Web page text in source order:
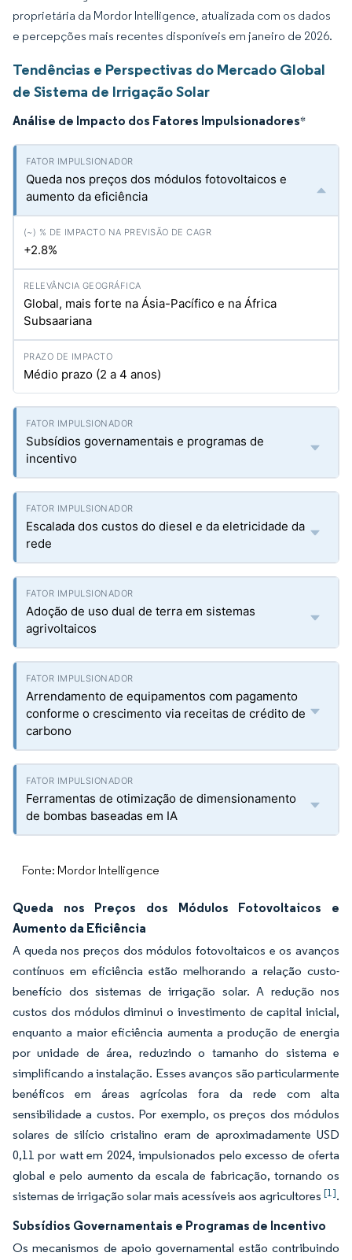
proprietária da Mordor Intelligence, atualizada com os dados
e percepções mais recentes disponíveis em janeiro de 2026.
Tendências e Perspectivas do Mercado Global
de Sistema de Irrigação Solar
Análise de Impacto dos Fatores Impulsionadores*
Queda nos preços dos módulos fotovoltaicos e
aumento da eficiência
+2.8%
Global, mais forte na Ásia-Pacífico e na África
Subsaariana
Médio prazo (2 a 4 anos)
Subsídios governamentais e programas de
incentivo
Escalada dos custos do diesel e da eletricidade da
rede
Adoção de uso dual de terra em sistemas
agrivoltaicos
Arrendamento de equipamentos com pagamento
conforme o crescimento via receitas de crédito de
carbono
Ferramentas de otimização de dimensionamento
de bombas baseadas em IA
Fonte: Mordor Intelligence
Queda nos Preços dos Módulos Fotovoltaicos e
Aumento da Eficiência
A queda nos preços dos módulos fotovoltaicos e os avanços
contínuos em eficiência estão melhorando a relação custo-
benefício dos sistemas de irrigação solar. A redução nos
custos dos módulos diminui o investimento de capital inicial,
enquanto a maior eficiência aumenta a produção de energia
por unidade de área, reduzindo o tamanho do sistema e
simplificando a instalação. Esses avanços são particularmente
benéficos em áreas agrícolas fora da rede com alta
sensibilidade a custos. Por exemplo, os preços dos módulos
solares de silício cristalino eram de aproximadamente USD
0,11 por watt em 2024, impulsionados pelo excesso de oferta
global e pelo aumento da escala de fabricação, tornando os
sistemas de irrigação solar mais acessíveis aos agricultores [1].
Subsídios Governamentais e Programas de Incentivo
Os mecanismos de apoio governamental estão contribuindo